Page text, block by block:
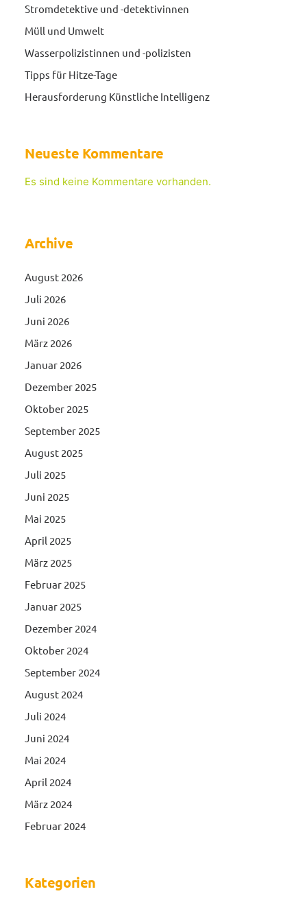
Stromdetektive und -detektivinnen
Müll und Umwelt
Wasserpolizistinnen und -polizisten
Tipps für Hitze-Tage
Herausforderung Künstliche Intelligenz
Neueste Kommentare
Es sind keine Kommentare vorhanden.
Archive
August 2026
Juli 2026
Juni 2026
März 2026
Januar 2026
Dezember 2025
Oktober 2025
September 2025
August 2025
Juli 2025
Juni 2025
Mai 2025
April 2025
März 2025
Februar 2025
Januar 2025
Dezember 2024
Oktober 2024
September 2024
August 2024
Juli 2024
Juni 2024
Mai 2024
April 2024
März 2024
Februar 2024
Kategorien